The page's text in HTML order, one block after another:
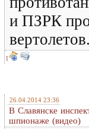
и ПЗРК
1
26.04.2014 23:36
В Славянске
шпионаже (видео)